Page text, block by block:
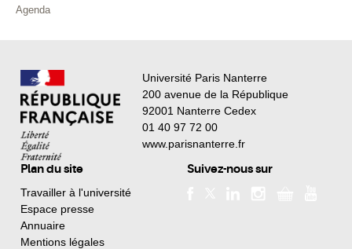
Agenda
Université Paris Nanterre
200 avenue de la République
92001 Nanterre Cedex
01 40 97 72 00
www.parisnanterre.fr
Plan du site
Travailler à l'université
Espace presse
Annuaire
Mentions légales
Suivez-nous sur